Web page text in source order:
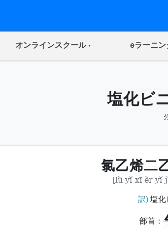
オンラインスクール(current) eラーニン
塩化ビ
氯乙烯二
[lǜ yǐ xī èr yǐ
訳)塩化
部首：